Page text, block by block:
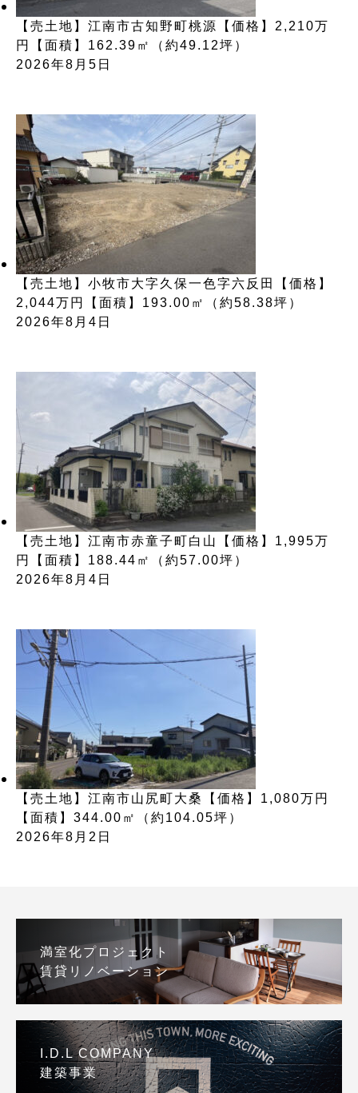
【売土地】江南市古知野町桃源【価格】2,210万
円【面積】162.39㎡（約49.12坪）
2026年8月5日
【売土地】小牧市大字久保一色字六反田【価格】
2,044万円【面積】193.00㎡（約58.38坪）
2026年8月4日
【売土地】江南市赤童子町白山【価格】1,995万
円【面積】188.44㎡（約57.00坪）
2026年8月4日
【売土地】江南市山尻町大桑【価格】1,080万円
【面積】344.00㎡（約104.05坪）
2026年8月2日
満室化プロジェクト
賃貸リノベーション
I.D.L COMPANY
建築事業